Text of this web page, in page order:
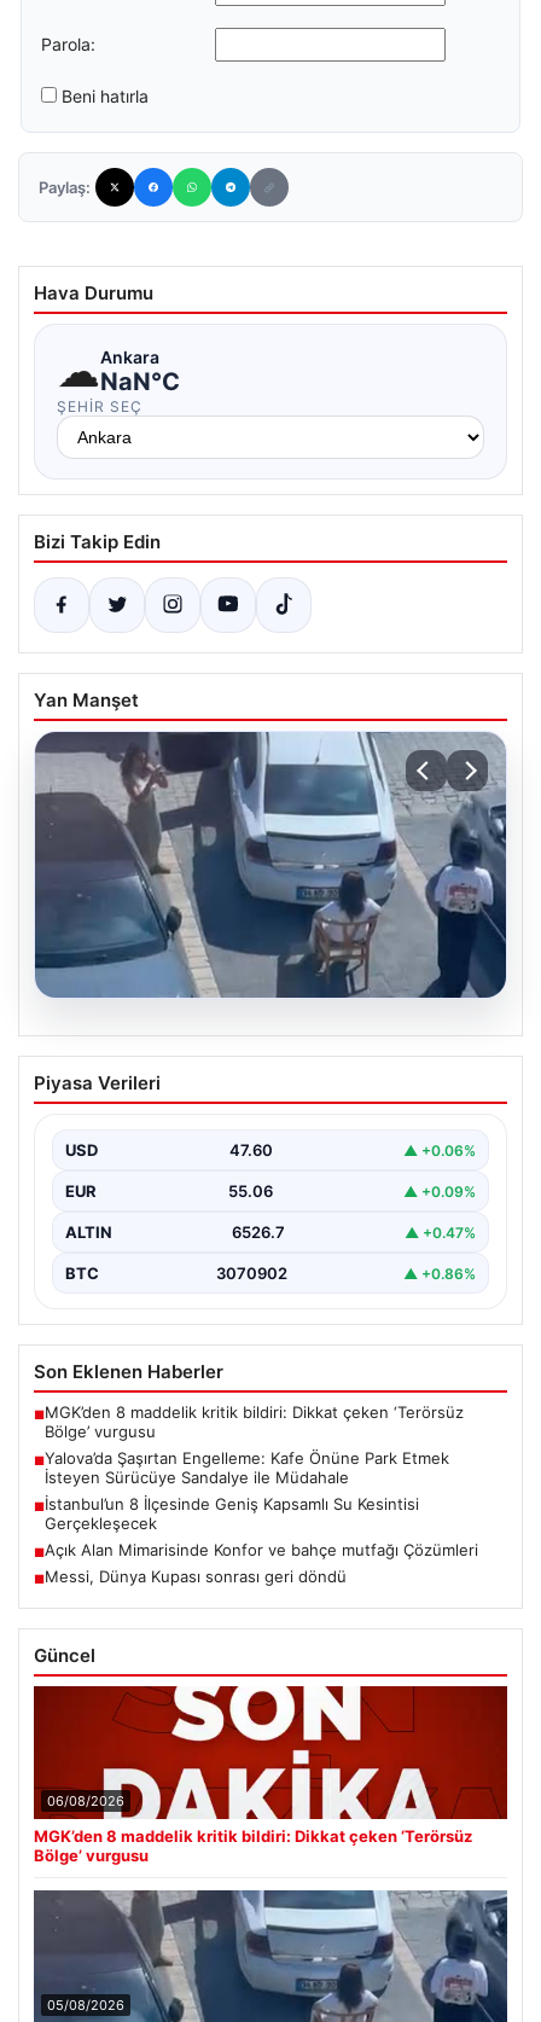
Parola:
Beni hatırla
Paylaş:
Hava Durumu
☁Ankara
NaN°C
ŞEHIR SEÇ
Bizi Takip Edin
Yan Manşet
05.08.2026
Yalova’da Şaşırtan Engelleme: Kafe
Önüne Park Etmek İsteyen Sürücüye
Yalova'da yaşanan sıra dışı bir olay, gündeme damgasını
Piyasa Verileri
USD 47.60 ▲ +0.06%
EUR 55.06 ▲ +0.09%
ALTIN 6526.7 ▲ +0.47%
BTC 3070902 ▲ +0.86%
Son Eklenen Haberler
■MGK’den 8 maddelik kritik bildiri: Dikkat çeken ‘Terörsüz
Bölge’ vurgusu
■Yalova’da Şaşırtan Engelleme: Kafe Önüne Park Etmek
İsteyen Sürücüye Sandalye ile Müdahale
■İstanbul’un 8 İlçesinde Geniş Kapsamlı Su Kesintisi
Gerçekleşecek
■Açık Alan Mimarisinde Konfor ve bahçe mutfağı Çözümleri
■Messi, Dünya Kupası sonrası geri döndü
Güncel
06/08/2026
MGK’den 8 maddelik kritik bildiri: Dikkat çeken ‘Terörsüz
Bölge’ vurgusu
05/08/2026